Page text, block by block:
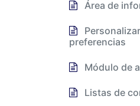
Área de
preferencias
Módulo de
Listas de